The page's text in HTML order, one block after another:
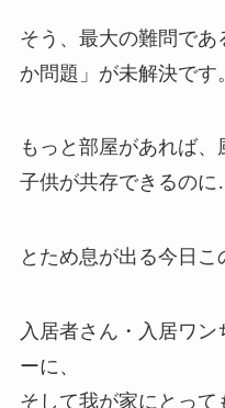
そう、最大の難問で
か問題」が未解決です。
もっと部屋があれば
子供が共存できるの
とため息が出る今日こ
入居者さん・入居ワン
ーに、
そして我が家にとって